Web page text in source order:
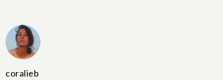
coralieb